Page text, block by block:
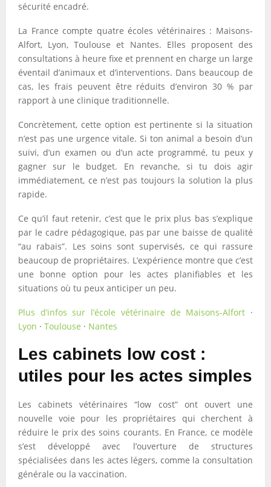
sécurité encadré.
La France compte quatre écoles vétérinaires : Maisons-
Alfort, Lyon, Toulouse et Nantes. Elles proposent des
consultations à heure fixe et prennent en charge un large
éventail d’animaux et d’interventions. Dans beaucoup de
cas, les frais peuvent être réduits d’environ 30 % par
rapport à une clinique traditionnelle.
Concrètement, cette option est pertinente si la situation
n’est pas une urgence vitale. Si ton animal a besoin d’un
suivi, d’un examen ou d’un acte programmé, tu peux y
gagner sur le budget. En revanche, si tu dois agir
immédiatement, ce n’est pas toujours la solution la plus
rapide.
Ce qu’il faut retenir, c’est que le prix plus bas s’explique
par le cadre pédagogique, pas par une baisse de qualité
“au rabais”. Les soins sont supervisés, ce qui rassure
beaucoup de propriétaires. L’expérience montre que c’est
une bonne option pour les actes planifiables et les
situations où tu peux anticiper un peu.
Plus d’infos sur l’école vétérinaire de Maisons-Alfort ·
Lyon · Toulouse · Nantes
Les cabinets low cost :
utiles pour les actes simples
Les cabinets vétérinaires “low cost” ont ouvert une
nouvelle voie pour les propriétaires qui cherchent à
réduire le prix des soins courants. En France, ce modèle
s’est développé avec l’ouverture de structures
spécialisées dans les actes légers, comme la consultation
générale ou la vaccination.